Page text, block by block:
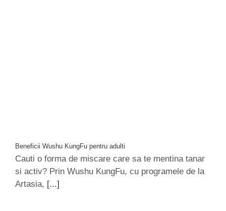
Beneficii Wushu KungFu pentru adulti
Cauti o forma de miscare care sa te mentina tanar
si activ? Prin Wushu KungFu, cu programele de la
Artasia, [...]